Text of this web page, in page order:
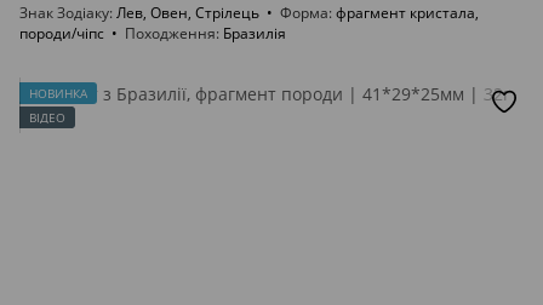
Знак Зодіаку Лев, Овен, Стрілець Форма фрагмент кристала,
породи/чіпс
Походження Бразилія
НОВИНКА
ВІДЕО